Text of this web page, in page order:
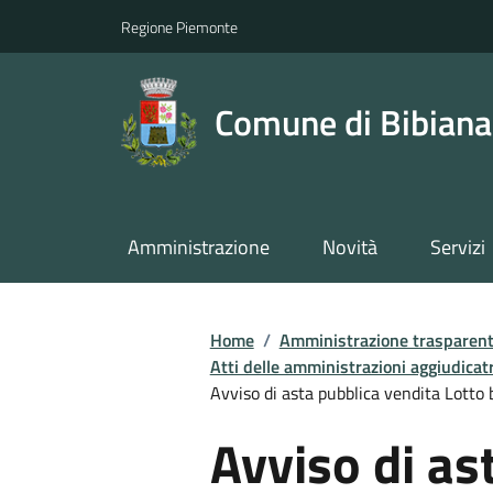
Regione Piemonte
Comune di Bibiana
Amministrazione Novità Servizi
Home / Amministrazione
Atti delle amministrazioni
Avviso di asta pubblica vendita Lotto
Avviso di